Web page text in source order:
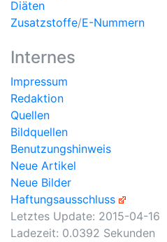
Diäten
Zusatzstoffe/E-Nummern
Internes
Impressum
Redaktion
Quellen
Bildquellen
Benutzungshinweis
Neue Artikel
Neue Bilder
Haftungsausschluss
Letztes Update: 2015-04-16
Ladezeit: 0.0392 Sekunden